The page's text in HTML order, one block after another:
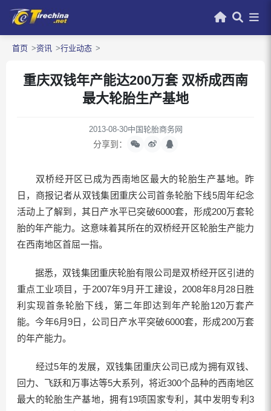
首页 资讯 行业动态
重庆双钱年产能达200万套 双桥成西南
最大轮胎生产基地
2013-08-30中国轮胎商务网
分享到：
双桥经开区已成为西南地区最大的轮胎生产基地。昨
日，商报记者从双钱集团重庆公司首条轮胎下线5周年纪念
活动上了解到，其日产水平已突破6000套，形成200万套轮
胎的年产能力。这意味着其所在的双桥经开区轮胎生产能力
在西南地区首屈一指。
据悉，双钱集团重庆轮胎有限公司是双桥经开区引进的
重点工业项目，于2007年9月开工建设，2008年8月28日胜
利实现首条轮胎下线，第二年即达到年产轮胎120万套产
能。今年6月9日，公司日产水平突破6000套，形成200万套
的年产能力。
经过5年的发展，双钱集团重庆公司已成为拥有双钱、
回力、飞跃和万事达等5大系列，将近300个品种的西南地区
最大的轮胎生产基地，拥有19项国家专利，其中发明专利3